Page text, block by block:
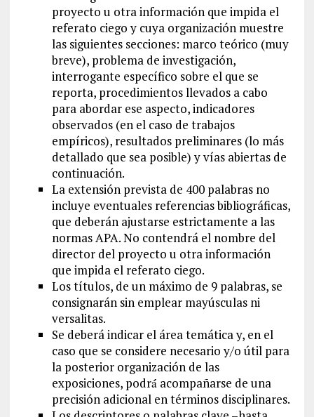
proyecto u otra información que impida el
referato ciego y cuya organización muestre
las siguientes secciones: marco teórico (muy
breve), problema de investigación,
interrogante específico sobre el que se
reporta, procedimientos llevados a cabo
para abordar ese aspecto, indicadores
observados (en el caso de trabajos
empíricos), resultados preliminares (lo más
detallado que sea posible) y vías abiertas de
continuación.
La extensión prevista de 400 palabras no
incluye eventuales referencias bibliográficas,
que deberán ajustarse estrictamente a las
normas APA. No contendrá el nombre del
director del proyecto u otra información
que impida el referato ciego.
Los títulos, de un máximo de 9 palabras, se
consignarán sin emplear mayúsculas ni
versalitas.
Se deberá indicar el área temática y, en el
caso que se considere necesario y/o útil para
la posterior organización de las
exposiciones, podrá́ acompañarse de una
precisión adicional en términos disciplinares.